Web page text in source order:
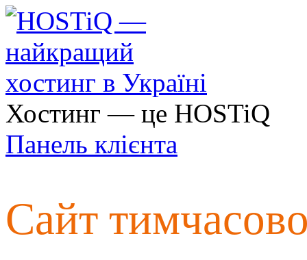
Хостинг — це HOSTiQ
Панель клієнта
Сайт